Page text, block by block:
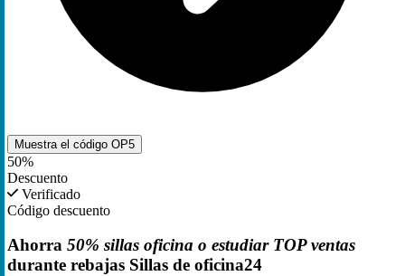
Muestra el código OP5
50%
Descuento
Verificado
Código descuento
Ahorra 50% sillas oficina o estudiar TOP ventas
durante rebajas Sillas de oficina24